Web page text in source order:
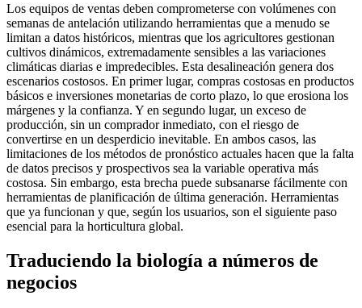
Los equipos de ventas deben comprometerse con volúmenes con
semanas de antelación utilizando herramientas que a menudo se
limitan a datos históricos, mientras que los agricultores gestionan
cultivos dinámicos, extremadamente sensibles a las variaciones
climáticas diarias e impredecibles. Esta desalineación genera dos
escenarios costosos. En primer lugar, compras costosas en productos
básicos e inversiones monetarias de corto plazo, lo que erosiona los
márgenes y la confianza. Y en segundo lugar, un exceso de
producción, sin un comprador inmediato, con el riesgo de
convertirse en un desperdicio inevitable. En ambos casos, las
limitaciones de los métodos de pronóstico actuales hacen que la falta
de datos precisos y prospectivos sea la variable operativa más
costosa. Sin embargo, esta brecha puede subsanarse fácilmente con
herramientas de planificación de última generación. Herramientas
que ya funcionan y que, según los usuarios, son el siguiente paso
esencial para la horticultura global.
Traduciendo la biología a números de
negocios